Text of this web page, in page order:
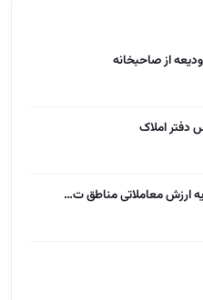
از صاحبخانه
دفتر املاک
ارزش معاملاتی مناطق ت…